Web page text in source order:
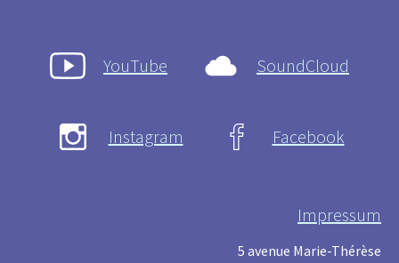
YouTube SoundCloud
Instagram Facebook
Impressum
5 avenue Marie-Thérèse